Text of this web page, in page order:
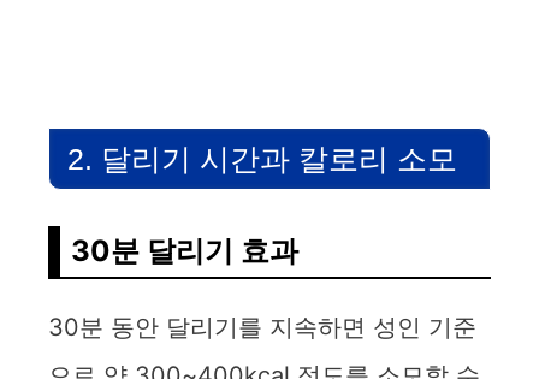
2. 달리기 시간과 칼로리 소모
30분 달리기 효과
30분 동안 달리기를 지속하면 성인 기준